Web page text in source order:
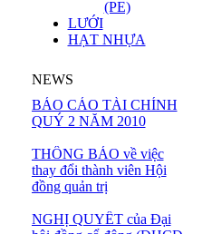
(PE)
LƯỚI
HẠT NHỰA
NEWS
BÁO CÁO TÀI CHÍNH
QUÝ 2 NĂM 2010
THÔNG BÁO về việc
thay đổi thành viên Hội
đồng quản trị
NGHỊ QUYẾT của Đại